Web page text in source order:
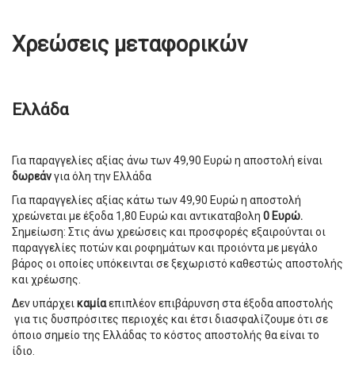
Χρεώσεις μεταφορικών
Ελλάδα
Για παραγγελίες αξίας άνω των 49,90 Ευρώ η αποστολή είναι
δωρεάνγια όλη την Ελλάδα
Για παραγγελίες αξίας κάτω των 49,90 Ευρώ η αποστολή
χρεώνεται με έξοδα 1,80 Ευρώ και αντικαταβολη 0 Eυρώ.
Σημείωση: Στις άνω χρεώσεις και προσφορές εξαιρούνται οι
παραγγελίες ποτών και ροφημάτων και προιόντα με μεγάλο
βάρος οι οποίες υπόκεινται σε ξεχωριστό καθεστώς αποστολής
και χρέωσης.
Δεν υπάρχει καμίαεπιπλέον επιβάρυνση στα έξοδα αποστολής
για τις δυσπρόσιτες περιοχές και έτσι διασφαλίζουμε ότι σε
όποιο σημείο της Ελλάδας το κόστος αποστολής θα είναι το
ίδιο.